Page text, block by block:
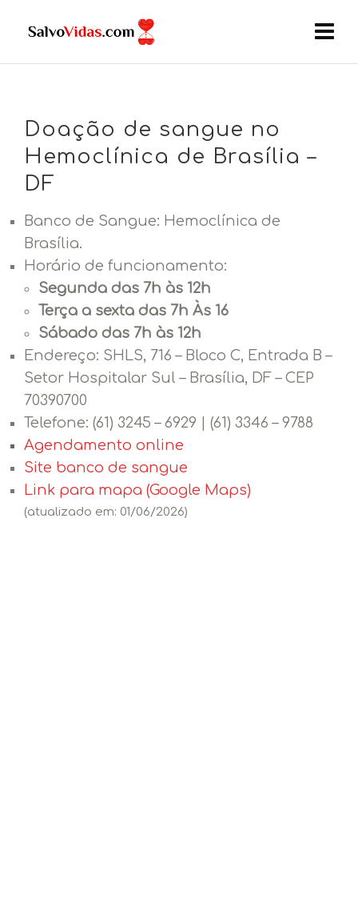
Doação de sangue no
Hemoclínica de Brasília –
DF
Banco de Sangue: Hemoclínica de
Brasília.
Horário de funcionamento:
Segunda das 7h às 12h
Terça a sexta das 7h Às 16
Sábado das 7h às 12h
Endereço: SHLS, 716 – Bloco C, Entrada B –
Setor Hospitalar Sul – Brasília, DF – CEP
70390700
Telefone: (61) 3245 – 6929 | (61) 3346 – 9788
Agendamento online
Site banco de sangue
Link para mapa (Google Maps)
(atualizado em: 01/06/2026)